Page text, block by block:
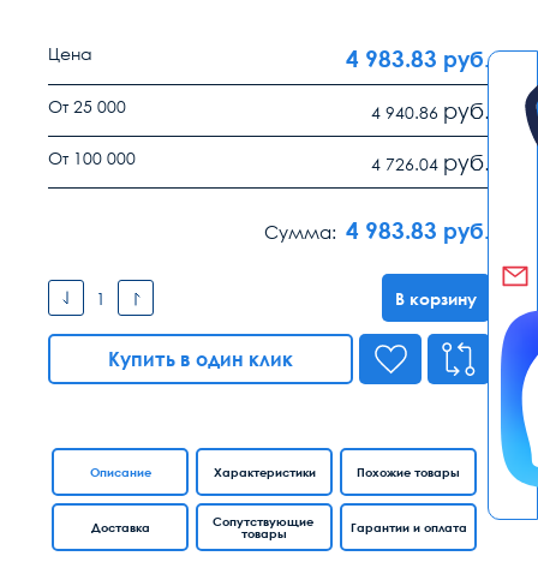
Цена 4 983.83 руб.
От 25 000 4 940.86 руб.
От 100 000 4 726.04 руб.
Сумма: 4 983.83 руб.
В корзину
Купить в один клик
Описание Характеристики
Доставка
Похожие товары
Сопутствующие
товары
Гарантии и оплата